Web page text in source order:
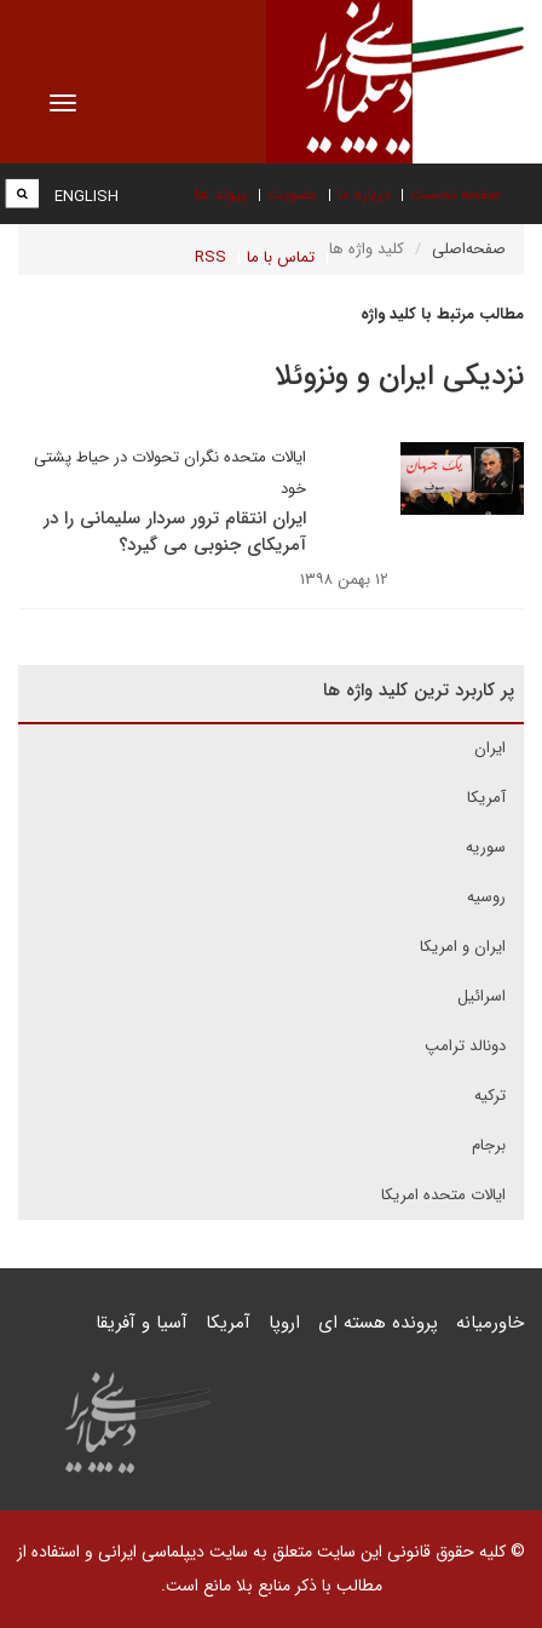
Toggle
صفحه نخست درباره ما عضویت پیوند ها
تماس با ما RSS
ENGLISH
صفحه‌اصلی کلید واژه ها
مطالب مرتبط با کلید واژه
نزدیکی ایران و ونزوئلا
ایالات متحده نگران تحولات در حیاط پشتی
خود
ایران انتقام ترور سردار سلیمانی را در
آمریکای جنوبی می گیرد؟
۱۲ بهمن ۱۳۹۸
پر کاربرد ترین کلید واژه ها
ایران
آمریکا
سوریه
روسیه
ایران و امریکا
اسرائیل
دونالد ترامپ
ترکیه
برجام
ایالات متحده امریکا
خاورمیانه پرونده هسته ای اروپا آمریکا آسیا و آفریقا
© کلیه حقوق قانونی این سایت متعلق به سایت دیپلماسی ایرانی و استفاده از
مطالب با ذکر منابع بلا مانع است.